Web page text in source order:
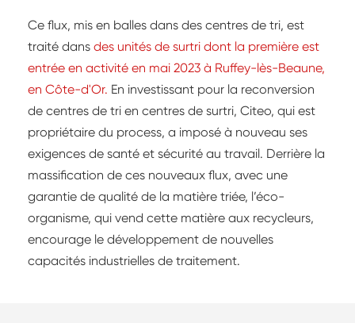
Ce flux, mis en balles dans des centres de tri, est
traité dans des unités de surtri dont la première est
entrée en activité en mai 2023 à Ruffey-lès-Beaune,
en Côte-d'Or. En investissant pour la reconversion
de centres de tri en centres de surtri, Citeo, qui est
propriétaire du process, a imposé à nouveau ses
exigences de santé et sécurité au travail. Derrière la
massification de ces nouveaux flux, avec une
garantie de qualité de la matière triée, l’éco-
organisme, qui vend cette matière aux recycleurs,
encourage le développement de nouvelles
capacités industrielles de traitement.